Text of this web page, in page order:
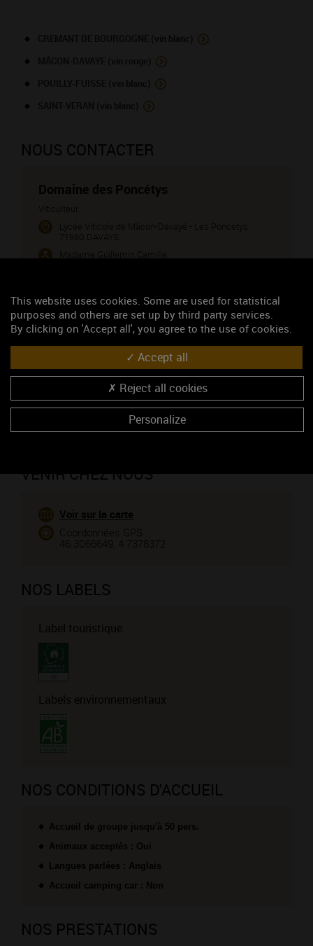
NOUS CONTACTER
Domaine des Poncétys
Viticulteur
Lycée Viticole de Mâcon-Davayé - Les Poncetys
71960 DAVAYE
Madame Guillemin Camille
http://www.domaine-poncetys.fr
CONTACTEZ CE PROFESSIONNEL
Vous êtes le propriétaire de cet établissement ?
VENIR CHEZ NOUS
Voir sur la carte
Coordonnées GPS :
46.3066649, 4.7378372
NOS LABELS
Label touristique
Labels environnementaux
NOS CONDITIONS D'ACCUEIL
Accueil de groupe jusqu'à 50 pers.
Animaux acceptés : Oui
Langues parlées : Anglais
Accueil camping car : Non
NOS PRESTATIONS
This website uses cookies. Some are used for statistical
purposes and others are set up by third party services.
By clicking on 'Accept all', you agree to the use of cookies.
Accept all
Reject all cookies
Personalize